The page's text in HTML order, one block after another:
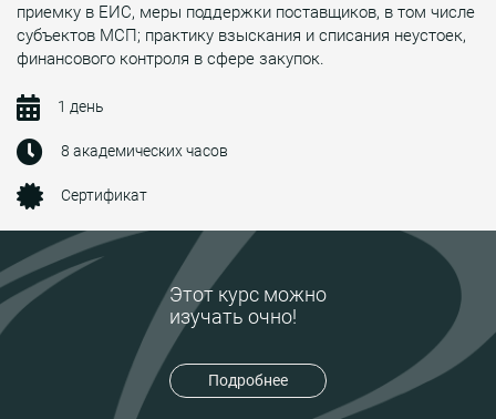
Этот курс можно
изучать очно!
Подробнее
приемку в ЕИС, меры поддержки поставщиков, в том числе
субъектов МСП; практику взыскания и списания неустоек,
финансового контроля в сфере закупок.
1 день
8 академических часов
Сертификат